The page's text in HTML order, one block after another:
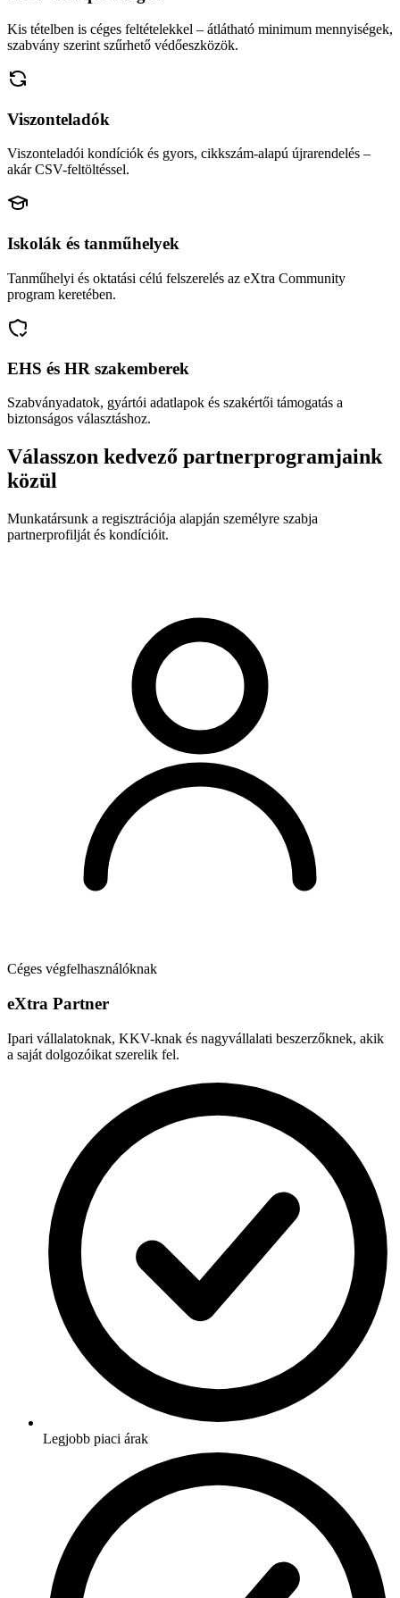
Kis tételben is céges feltételekkel – átlátható minimum mennyiségek,
szabvány szerint szűrhető védőeszközök.
Viszonteladók
Viszonteladói kondíciók és gyors, cikkszám-alapú újrarendelés –
akár CSV-feltöltéssel.
Iskolák és tanműhelyek
Tanműhelyi és oktatási célú felszerelés az eXtra Community
program keretében.
EHS és HR szakemberek
Szabványadatok, gyártói adatlapok és szakértői támogatás a
biztonságos választáshoz.
Válasszon kedvező partnerprogramjaink
közül
Munkatársunk a regisztrációja alapján személyre szabja
partnerprofilját és kondícióit.
Céges végfelhasználóknak
eXtra Partner
Ipari vállalatoknak, KKV-knak és nagyvállalati beszerzőknek, akik
a saját dolgozóikat szerelik fel.
Legjobb piaci árak